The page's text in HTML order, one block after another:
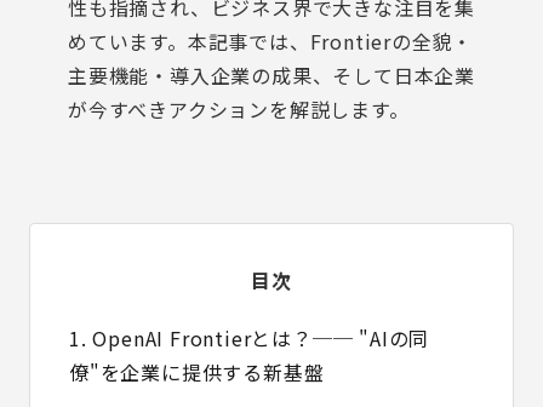
性も指摘され、ビジネス界で大きな注目を集
めています。本記事では、Frontierの全貌・
主要機能・導入企業の成果、そして日本企業
が今すべきアクションを解説します。
目次
1. OpenAI Frontierとは？── "AIの同
僚"を企業に提供する新基盤